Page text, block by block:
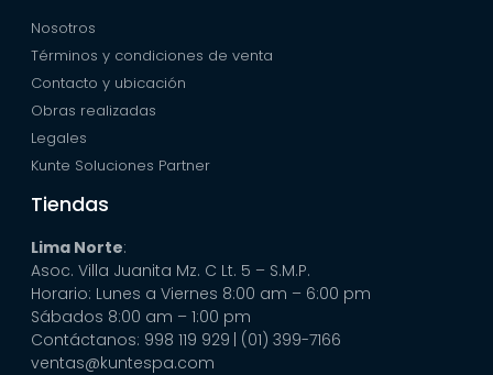
Nosotros
Términos y condiciones de venta
Contacto y ubicación
Obras realizadas
Legales
Kunte Soluciones Partner
Tiendas
Lima Norte:
Asoc. Villa Juanita Mz. C Lt. 5 – S.M.P.
Horario: Lunes a Viernes 8:00 am – 6:00 pm
Sábados 8:00 am – 1:00 pm
Contáctanos: 998 119 929 | (01) 399-7166
ventas@kuntespa.com